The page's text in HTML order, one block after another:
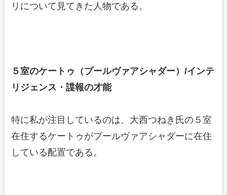
リについて見てきた人物である。
５室のケートゥ（プールヴァアシャダー）/インテ
リジェンス・諜報の才能
特に私が注目しているのは、大西つねき氏の５室
在住するケートゥがプールヴァアシャダーに在住
している配置である。